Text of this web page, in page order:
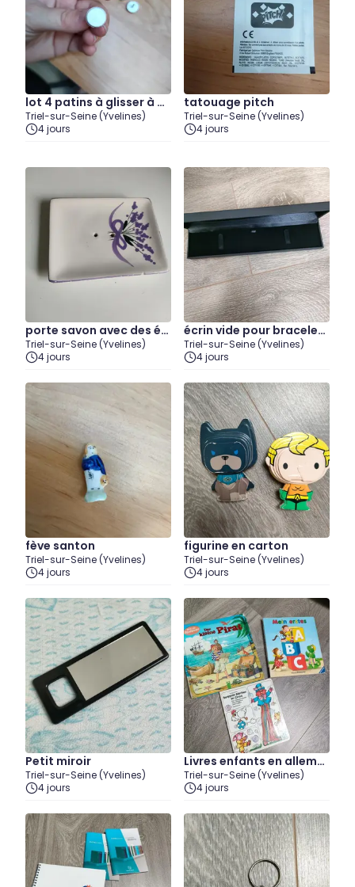
lot 4 patins à glisser à cl
ouer pour tapisserie
Triel-sur-Seine (Yvelines)
4 jours
tatouage pitch
Triel-sur-Seine (Yvelines)
4 jours
porte savon avec des écl
ats
Triel-sur-Seine (Yvelines)
4 jours
écrin vide pour bracelet j
e pense
Triel-sur-Seine (Yvelines)
4 jours
fève santon
Triel-sur-Seine (Yvelines)
4 jours
figurine en carton
Triel-sur-Seine (Yvelines)
4 jours
Petit miroir
Triel-sur-Seine (Yvelines)
4 jours
Livres enfants en allema
nd
Triel-sur-Seine (Yvelines)
4 jours